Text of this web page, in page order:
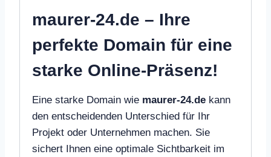
maurer-24.de – Ihre
perfekte Domain für eine
starke Online-Präsenz!
Eine starke Domain wie maurer-24.de kann
den entscheidenden Unterschied für Ihr
Projekt oder Unternehmen machen. Sie
sichert Ihnen eine optimale Sichtbarkeit im